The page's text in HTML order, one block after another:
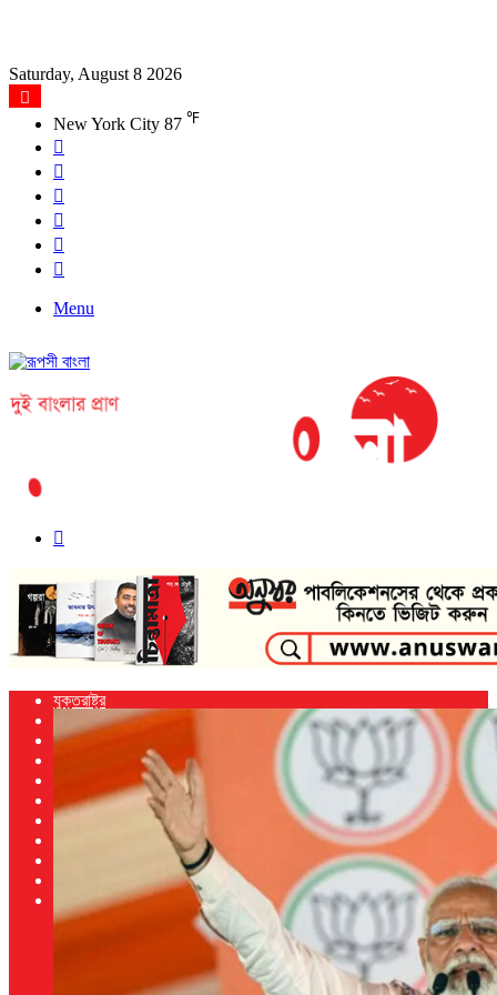
Saturday, August 8 2026
New York City 87 ℉
Menu
যুক্তরাষ্ট্র
বাংলাদেশ
ভারত
নিউ ইয়র্ক
প্রবাস
আরো
স্বাস্থ্য